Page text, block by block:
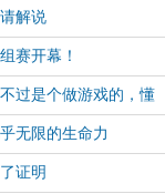
解说
赛开幕！
过是个做游戏的，懂
无限的生命力
证明